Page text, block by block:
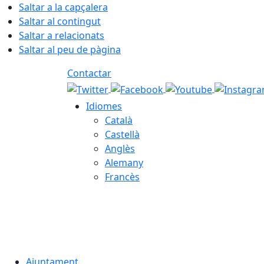
Saltar a la capçalera
Saltar al contingut
Saltar a relacionats
Saltar al peu de pàgina
Contactar
Idiomes
Català
Castellà
Anglès
Alemany
Francès